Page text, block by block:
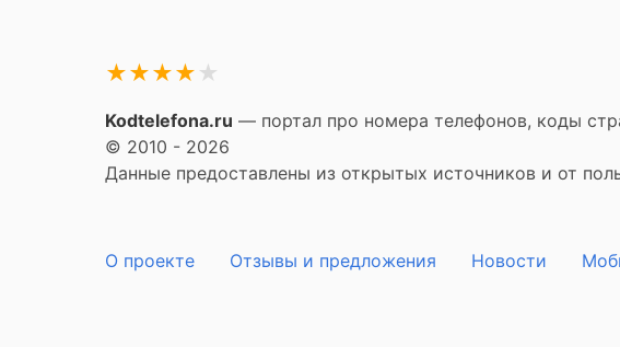
★
★
★
★
★
Kodtelefona.ru — портал про номера телефонов, коды
© 2010 - 2026
Данные предоставлены из открытых источников и от
О проекте Отзывы и предложения Новости